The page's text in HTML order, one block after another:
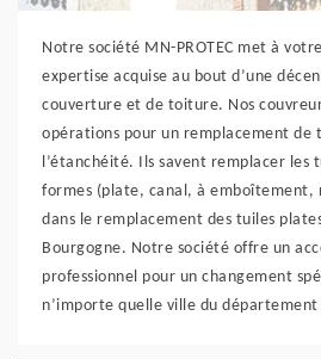
Notre société MN-PROTEC met à
expertise acquise au bout d’une
couverture et de toiture. Nos
opérations pour un remplacement de
l’étanchéité. Ils savent remplacer les
formes (plate, canal, à
dans le remplacement des tuiles
Bourgogne. Notre société offre un
professionnel pour un changement
n’importe quelle ville du département